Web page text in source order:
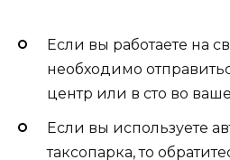
Если вы работаете на
необходимо
центр или в сто во
Если вы используете
таксопарка, то